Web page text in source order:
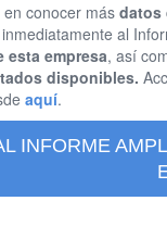
conocer más datos
al
empresa, así
disponibles.
aquí.
INFORME